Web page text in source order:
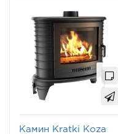
Камин Kratki Koza